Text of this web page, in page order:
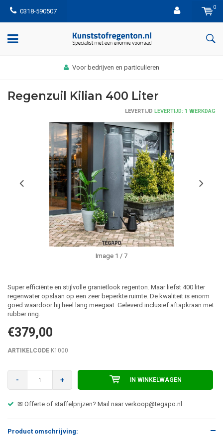
0318-590507
0
Afhalen: bekijk hier hoe het werkt
Regenzuil Kilian 400 Liter
LEVERTIJD LEVERTIJD: 1 WERKDAG
Image 1 / 7
Super efficiënte en stijlvolle granietlook regenton. Maar liefst 400 liter
regenwater opslaan op een zeer beperkte ruimte. De kwaliteit is enorm
goed waardoor hij heel lang meegaat. Geleverd inclusief aftapkraan met
rubber ring.
€379,00
ARTIKELCODE K1000
- + IN WINKELWAGEN
verkoop@tegapo.nl ☎ Advies nodig over het juiste product?
Product omschrijving: